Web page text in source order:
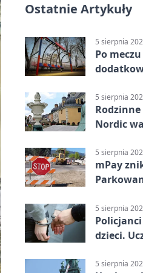
Ostatnie Artykuły
5 sierpnia
Po
5 sierpnia
Nordic
5 sierpnia
mPay
5 sierpnia
dzieci.
5 sierpnia